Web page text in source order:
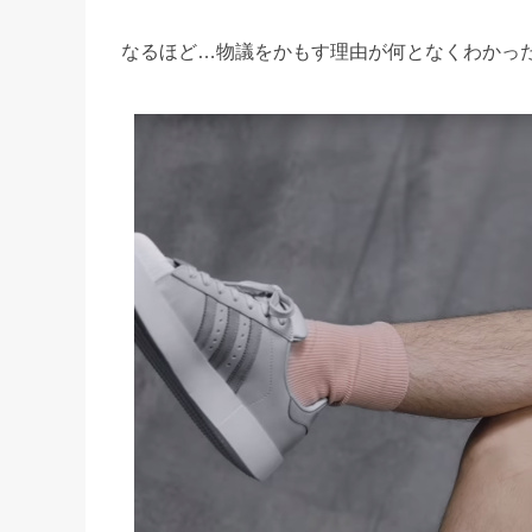
なるほど…物議をかもす理由が何となくわかっ